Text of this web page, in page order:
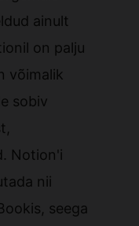
ainult
on palju
võimalik
sobiv
Notion'i
nii
seega